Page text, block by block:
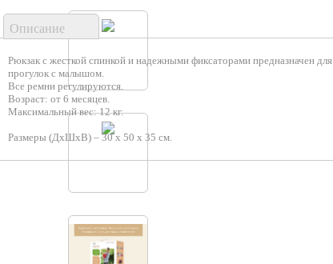
Описание
Рюкзак с жесткой спинкой и надежными фиксаторами предназначен для
прогулок с малышом.
Все ремни регулируются.
Возраст: от 6 месяцев.
Максимальный вес: 12 кг.
Размеры (ДхШхВ) – 30 х 50 х 35 см.